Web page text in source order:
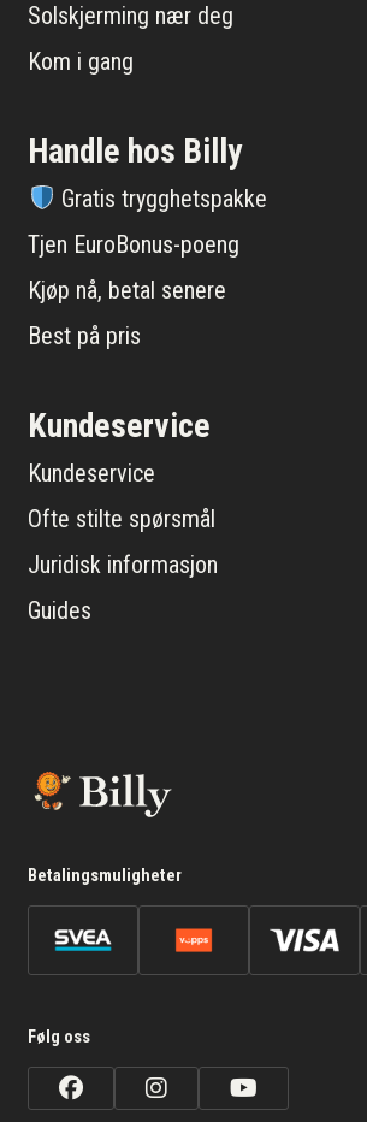
Solskjerming nær deg
Kom i gang
Handle hos Billy
Gratis trygghetspakke
Tjen EuroBonus-poeng
Kjøp nå, betal senere
Best på pris
Kundeservice
Kundeservice
Ofte stilte spørsmål
Juridisk informasjon
Guides
Betalingsmuligheter
Følg oss